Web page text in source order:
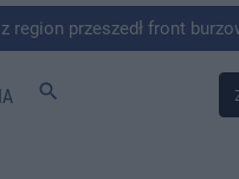
intensywne opady deszczu oraz silny wiatr. W wyniku niekorzystnych
search